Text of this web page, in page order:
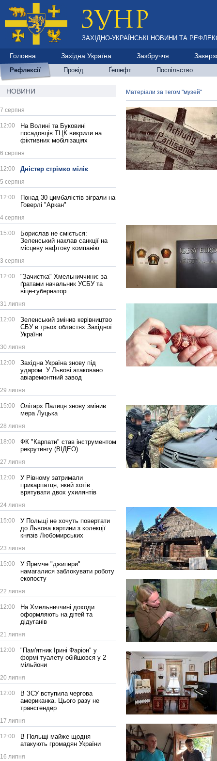
ЗАХІДНО-УКРАЇНСЬКІ НОВИНИ ТА
Головна Західна Україна Зазбруччя
Рефлексії Провід Ґешефт Поспільство
НОВИНИ
7 серпня
12:00
На Волині та Буковині
посадовців ТЦК викрили на
фіктивних мобілізаціях
6 серпня
12:00 Дністер стрімко міліє
5 серпня
12:00
Понад 30 цимбалістів зіграли на
Говерлі "Аркан"
4 серпня
15:00
Борислав не сміється:
Зеленський наклав санкції на
місцеву нафтову компанію
3 серпня
12:00
"Зачистка" Хмельниччини: за
ґратами начальник УСБУ та
віце-губернатор
31 липня
12:00
Зеленський змінив керівництво
СБУ в трьох областях Західної
України
30 липня
12:00
Західна Україна знову під
ударом. У Львові атаковано
авіаремонтний завод
29 липня
15:00
Олігарх Палиця знову змінив
мера Луцька
28 липня
18:00
ФК "Карпати" став інструментом
рекрутингу (ВІДЕО)
27 липня
12:00
У Рівному затримали
прикарпатця, який хотів
врятувати двох ухилянтів
24 липня
15:00
У Польщі не хочуть повертати
до Львова картини з колекції
князів Любомирських
23 липня
15:00
У Яремче "джипери"
намагалися заблокувати роботу
екопосту
22 липня
12:00
На Хмельниччині доходи
оформляють на дітей та
дідуганів
21 липня
12:00
"Пам'ятник Ірині Фаріон" у
формі туалету обійшовся у 2
мільйони
20 липня
12:00
В ЗСУ вступила чергова
американка. Цього разу не
трансгендер
17 липня
12:00
В Польщі майже щодня
атакують громадян України
16 липня
Матеріали за тегом "музей"